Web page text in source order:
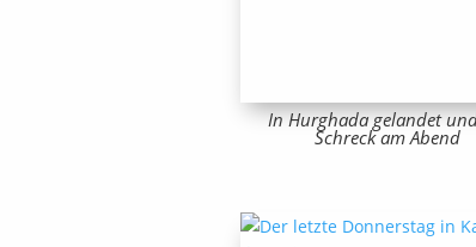
In Hurghada gelandet
Schreck am Abend